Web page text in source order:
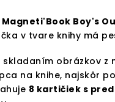
Boy's
v tvare knihy má
skladaním obrázkov z
na knihe, najskôr
8 kartičiek s